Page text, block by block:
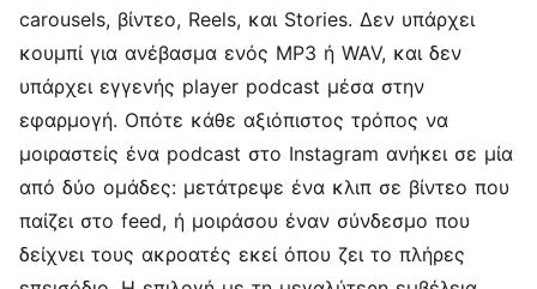
carousels, βίντεο, Reels, και Stories. Δεν υπάρχει
κουμπί για ανέβασμα ενός MP3 ή WAV, και δεν
υπάρχει εγγενής player podcast μέσα στην
εφαρμογή. Οπότε κάθε αξιόπιστος τρόπος να
μοιραστείς ένα podcast στο Instagram ανήκει σε μία
από δύο ομάδες: μετάτρεψε ένα κλιπ σε βίντεο που
παίζει στο feed, ή μοιράσου έναν σύνδεσμο που
δείχνει τους ακροατές εκεί όπου ζει το πλήρες